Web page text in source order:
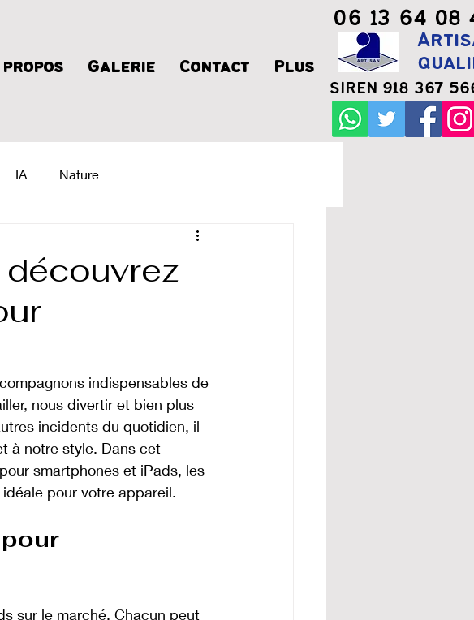
propos Galerie Contact Plus
06 13 64 08
SIREN 918 367
IA Nature
indispensables de
nous divertir et bien plus
incidents du quotidien, il
à notre style. Dans cet
smartphones et iPads, les
pour votre appareil.
sur le marché. Chacun peut